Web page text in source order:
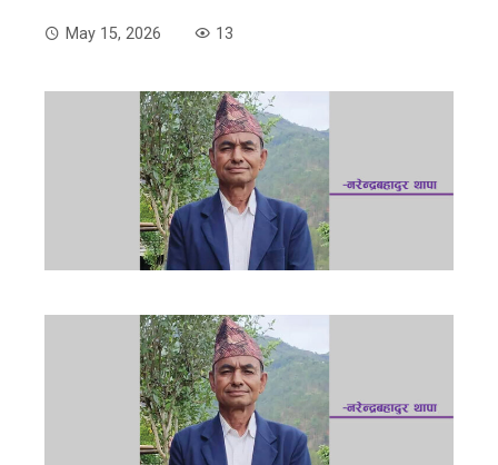
May 15, 2026 13